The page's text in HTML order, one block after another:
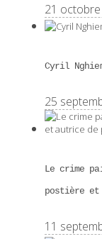
21
Cyril
25
Le crime
postière
11